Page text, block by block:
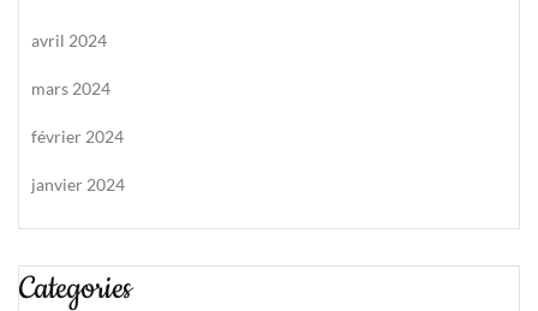
avril 2024
mars 2024
février 2024
janvier 2024
Categories